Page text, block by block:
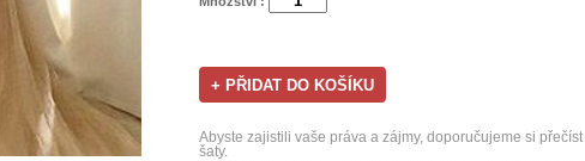
Abyste zajistili vaše práva a zájmy, doporučujeme si
šaty.